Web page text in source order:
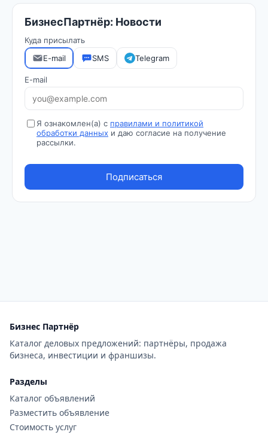
Бизнес Партнёр
Каталог деловых предложений: партнёры, продажа
бизнеса, инвестиции и франшизы.
Разделы
Каталог объявлений
Разместить объявление
Стоимость услуг